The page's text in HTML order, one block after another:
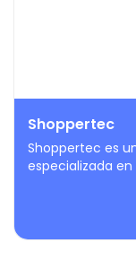
Shoppertec
Shoppertec es
especializada